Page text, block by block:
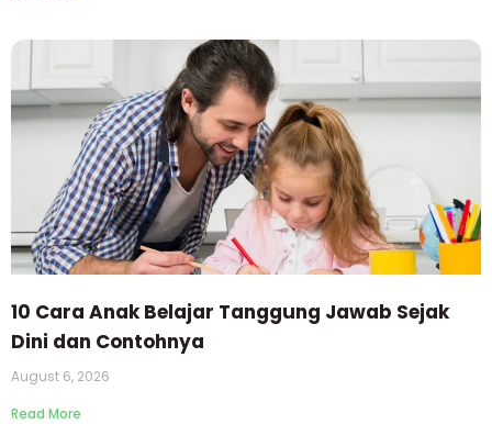
10 Cara Anak Belajar Tanggung Jawab Sejak
Dini dan Contohnya
August 6, 2026
Read More